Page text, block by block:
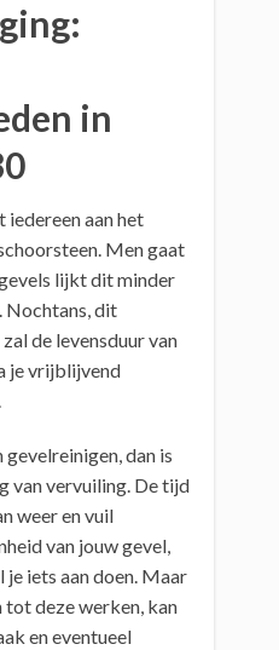
in
iedereen aan het
Men gaat
lijkt dit minder
Nochtans, dit
de levensduur van
je vrijblijvend
dan is
van vervuiling. De tijd
weer en vuil
van jouw gevel,
iets aan doen. Maar
tot deze werken, kan
en eventueel